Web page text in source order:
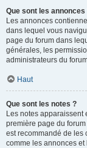
Que sont les annonces
Les annonces
dans lequel vous
page du forum dans
générales, les
administrateurs du
Haut
Que sont les notes ?
Les notes apparaissent
première page du
est recommandé de les
comme les annonces